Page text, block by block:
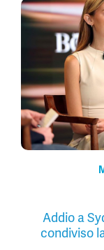
Addio a
condiviso